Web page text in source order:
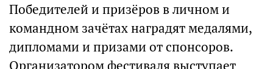
Победителей и призёров в личном и
командном зачётах наградят медалями,
дипломами и призами от спонсоров.